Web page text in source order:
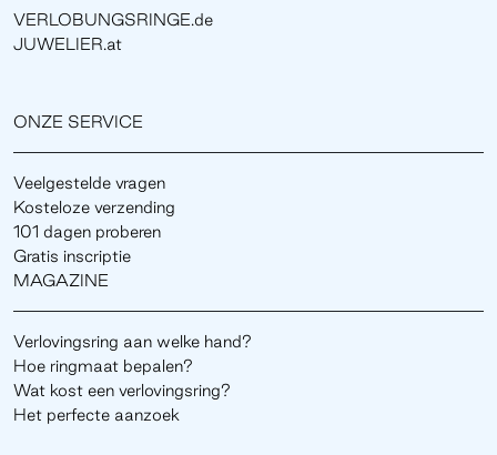
VERLOBUNGSRINGE.de
JUWELIER.at
ONZE SERVICE
Veelgestelde vragen
Kosteloze verzending
101 dagen proberen
Gratis inscriptie
MAGAZINE
Verlovingsring aan welke hand?
Hoe ringmaat bepalen?
Wat kost een verlovingsring?
Het perfecte aanzoek